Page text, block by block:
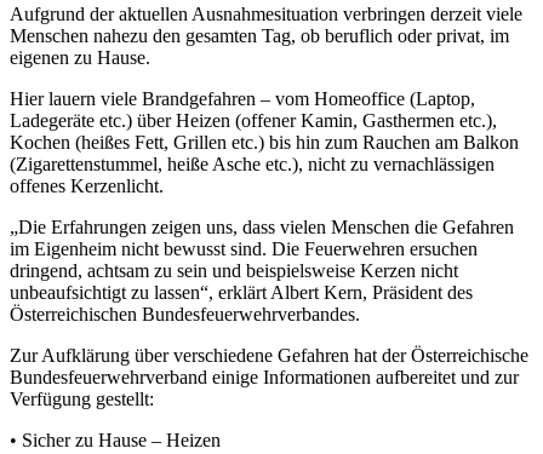
Aufgrund der aktuellen Ausnahmesituation verbringen derzeit viele
Menschen nahezu den gesamten Tag, ob beruflich oder privat, im
eigenen zu Hause.
Hier lauern viele Brandgefahren – vom Homeoffice (Laptop,
Ladegeräte etc.) über Heizen (offener Kamin, Gasthermen etc.),
Kochen (heißes Fett, Grillen etc.) bis hin zum Rauchen am Balkon
(Zigarettenstummel, heiße Asche etc.), nicht zu vernachlässigen
offenes Kerzenlicht.
„Die Erfahrungen zeigen uns, dass vielen Menschen die Gefahren
im Eigenheim nicht bewusst sind. Die Feuerwehren ersuchen
dringend, achtsam zu sein und beispielsweise Kerzen nicht
unbeaufsichtigt zu lassen“, erklärt Albert Kern, Präsident des
Österreichischen Bundesfeuerwehrverbandes.
Zur Aufklärung über verschiedene Gefahren hat der Österreichische
Bundesfeuerwehrverband einige Informationen aufbereitet und zur
Verfügung gestellt:
• Sicher zu Hause – Heizen